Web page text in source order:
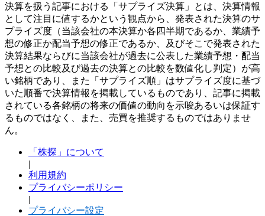
決算を扱う記事における「サプライズ決算」とは、決算情報
として注目に値するかという観点から、発表された決算のサ
プライズ度（当該会社の本決算か各四半期であるか、業績予
想の修正か配当予想の修正であるか、及びそこで発表された
決算結果ならびに当該会社が過去に公表した業績予想・配当
予想との比較及び過去の決算との比較を数値化し判定）が高
い銘柄であり、また「サプライズ順」はサプライズ度に基づ
いた順番で決算情報を掲載しているものであり、記事に掲載
されている各銘柄の将来の価値の動向を示唆あるいは保証す
るものではなく、また、売買を推奨するものではありませ
ん。
「株探」について
|
利用規約
プライバシーポリシー
|
プライバシー設定